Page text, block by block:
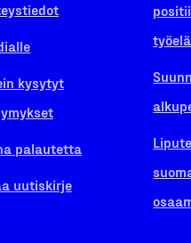
kysytyt
palautetta
uutiskirje